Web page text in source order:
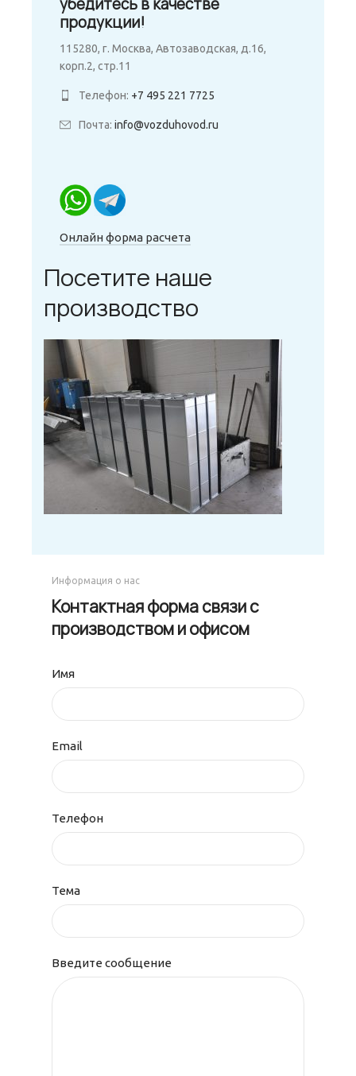
убедитесь в качестве
продукции!
115280, г. Москва, Автозаводская, д.16,
корп.2, стр.11
Телефон: +7 495 221 7725
Почта: info@vozduhovod.ru
Онлайн форма расчета
Посетите наше
производство
Информация о нас
Контактная форма связи с
производством и офисом
Имя
Email
Телефон
Тема
Введите сообщение